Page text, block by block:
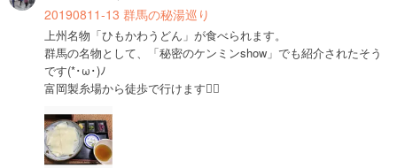
20190811-13 群馬の秘湯巡り
上州名物「ひもかわうどん」が食べられます。
群馬の名物として、「秘密のケンミンshow」でも紹介されたそう
です(*･ω･)ﾉ
富岡製糸場から徒歩で行けます🚶‍♂️